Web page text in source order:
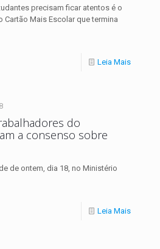
precisam ficar atentos é o
Mais Escolar que termina
Leia Mais
do
a consenso sobre
de ontem, dia 18, no Ministério
Leia Mais